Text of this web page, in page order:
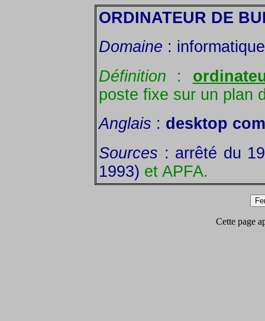
ORDINATEUR DE
Domaine :
Définition :
poste fixe sur un plan
Anglais : desktop
Sources : arrêté du
1993) et APFA.
Cette page